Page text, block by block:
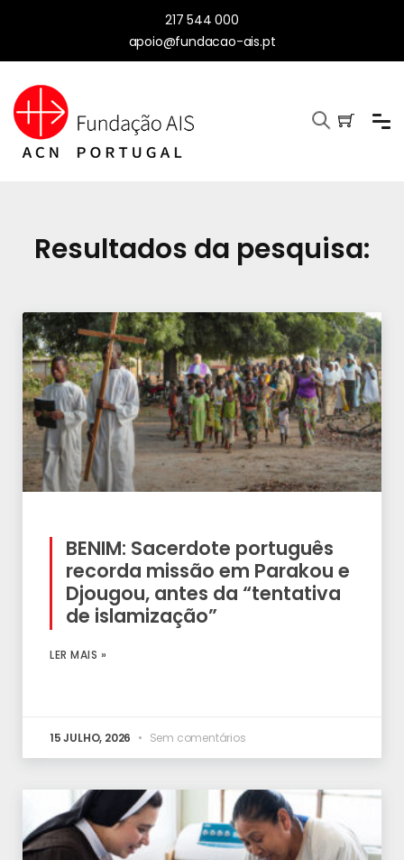
217 544 000
apoio@fundacao-ais.pt
Resultados da pesquisa:
BENIM: Sacerdote português
recorda missão em Parakou e
Djougou, antes da “tentativa
de islamização”
LER MAIS »
15 JULHO, 2026 Sem comentários